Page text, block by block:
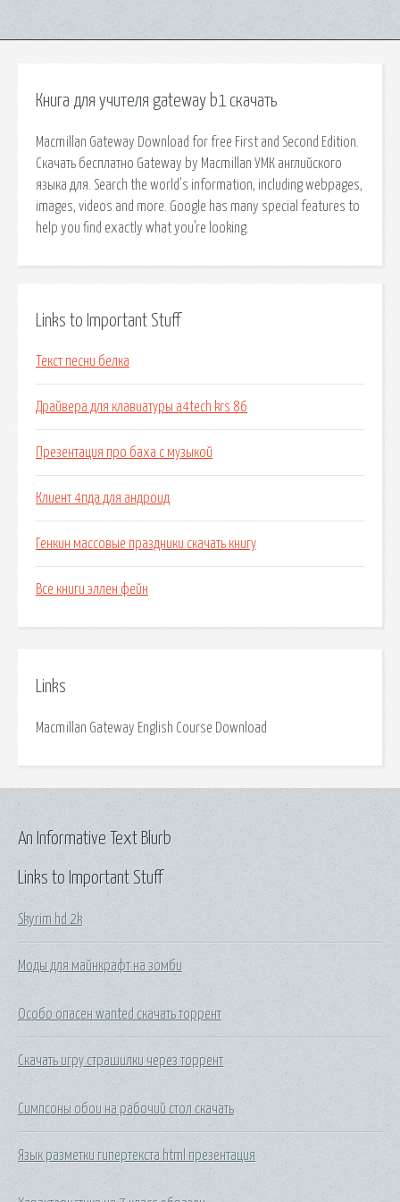
Книга для учителя gateway b1 скачать
Macmillan Gateway Download for free First and Second Edition.
Скачать бесплатно Gateway by Macmillan УМК английского
языка для. Search the world's information, including webpages,
images, videos and more. Google has many special features to
help you find exactly what you're looking.
Links to Important Stuff
Текст песни белка
Драйвера для клавиатуры a4tech krs 86
Презентация про баха с музыкой
Клиент 4пда для андроид
Генкин массовые праздники скачать книгу
Все книги эллен фейн
Links
Macmillan Gateway English Course Download
Links to Important Stuff
Skyrim hd 2k
Моды для майнкрафт на зомби
Особо опасен wanted скачать торрент
Скачать игру страшилки через торрент
Симпсоны обои на рабочий стол скачать
Язык разметки гипертекста html презентация
An Informative Text Blurb